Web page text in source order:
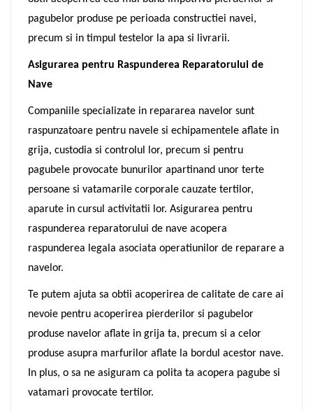
pagubelor produse pe perioada constructiei navei,
precum si in timpul testelor la apa si livrarii.
Asigurarea pentru Raspunderea Reparatorului de
Nave
Companiile specializate in repararea navelor sunt
raspunzatoare pentru navele si echipamentele aflate in
grija, custodia si controlul lor, precum si pentru
pagubele provocate bunurilor apartinand unor terte
persoane si vatamarile corporale cauzate tertilor,
aparute in cursul activitatii lor. Asigurarea pentru
raspunderea reparatorului de nave acopera
raspunderea legala asociata operatiunilor de reparare a
navelor.
Te putem ajuta sa obtii acoperirea de calitate de care ai
nevoie pentru acoperirea pierderilor si pagubelor
produse navelor aflate in grija ta, precum si a celor
produse asupra marfurilor aflate la bordul acestor nave.
In plus, o sa ne asiguram ca polita ta acopera pagube si
vatamari provocate tertilor.